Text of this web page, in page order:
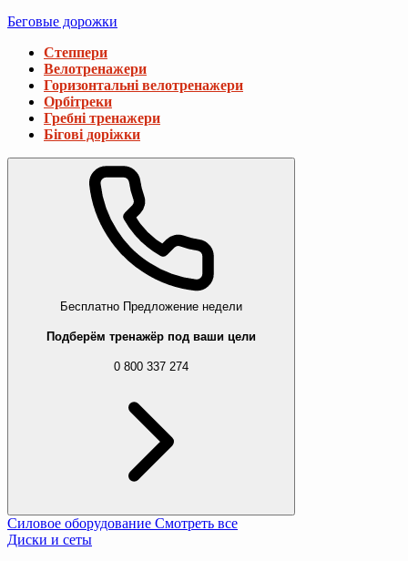
Беговые дорожки
Степпери
Велотренажери
Горизонтальні велотренажери
Орбітреки
Гребні тренажери
Бігові доріжки
Бесплатно Предложение недели
Подберём тренажёр под ваши цели
0 800 337 274
Силовое оборудование Смотреть все
Диски и сеты